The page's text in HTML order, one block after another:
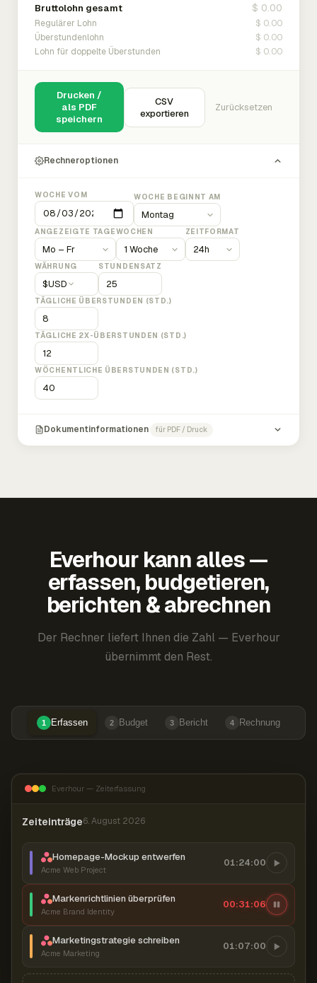
Bruttolohn gesamt $ 0.00
Regulärer Lohn $ 0.00
Überstundenlohn $ 0.00
Lohn für doppelte Überstunden $ 0.00
Drucken /
als PDF
speichern
CSV
exportieren
Zurücksetzen
Rechneroptionen
WOCHE VOM WOCHE BEGINNT AM
ANGEZEIGTE TAGEWOCHEN ZEITFORMAT
WÄHRUNG
$USD
STUNDENSATZ
TÄGLICHE ÜBERSTUNDEN (STD.)
TÄGLICHE 2X-ÜBERSTUNDEN (STD.)
WÖCHENTLICHE ÜBERSTUNDEN (STD.)
Dokumentinformationen für PDF / Druck
Everhour kann alles —
erfassen, budgetieren,
berichten & abrechnen
Der Rechner liefert Ihnen die Zahl — Everhour
übernimmt den Rest.
1 Erfassen 2 Budget 3 Bericht 4 Rechnung
Everhour — Zeiterfassung
Zeiteinträge6. August 2026
Homepage-Mockup entwerfen
Acme Web Project
01:24:00
Markenrichtlinien überprüfen
Acme Brand Identity
00:31:06
Marketingstrategie schreiben
Acme Marketing
01:07:00